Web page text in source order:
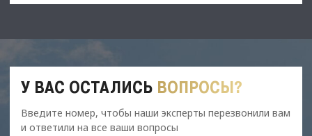
У ВАС ОСТАЛИСЬ ВОПРОСЫ?
Введите номер, чтобы наши эксперты перезвонили вам
и ответили на все ваши вопросы